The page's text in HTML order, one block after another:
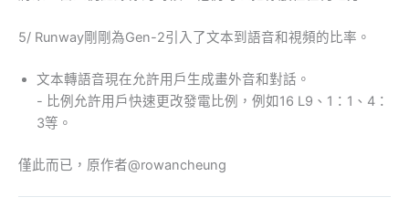
5/ Runway剛剛為Gen-2引入了文本到語音和視頻的比率。
文本轉語音現在允許用戶生成畫外音和對話。
- 比例允許用戶快速更改發電比例，例如16 L9、1：1、4：
3等。
僅此而已，原作者@rowancheung